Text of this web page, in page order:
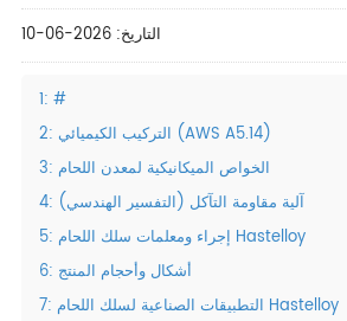
التاريخ: 2026-06-10
1: #
2: التركيب الكيميائي (AWS A5.14)
3: الخواص الميكانيكية لمعدن اللحام
4: آلية مقاومة التآكل (التفسير الهندسي)
5: إجراء ومعلمات سلك اللحام Hastelloy
6: أشكال وأحجام المنتج
7: التطبيقات الصناعية لسلك اللحام Hastelloy